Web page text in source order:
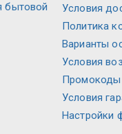
бытовой
Условия
Политика
Варианты
Условия
Промокоды
Условия
Настройки